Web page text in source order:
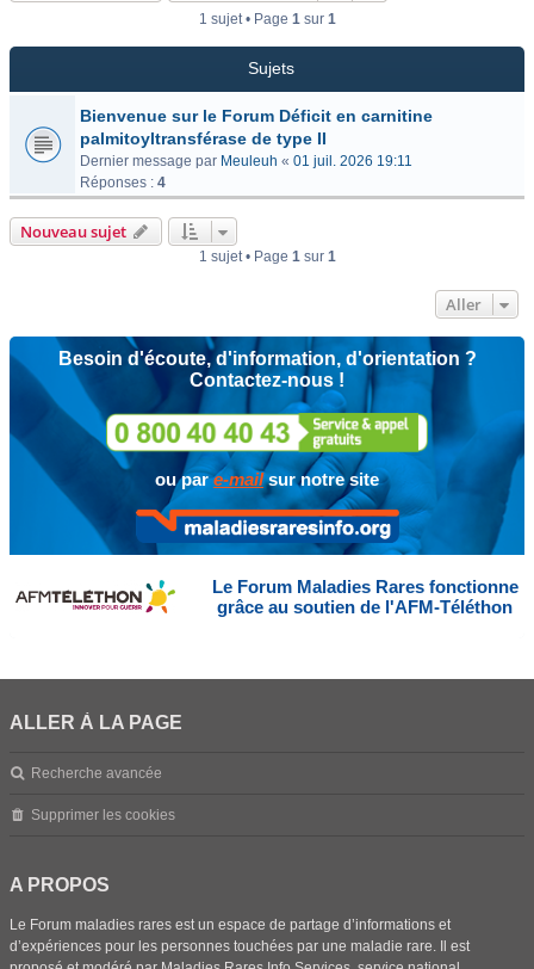
1 sujet • Page 1sur 1
Sujets
Bienvenue sur le Forum Déficit en carnitine
palmitoyltransférase de type II
Dernier message par Meuleuh « 01 juil. 2026 19:11
Réponses : 4
Nouveau sujet
1 sujet • Page 1sur 1
Aller
Besoin d'écoute, d'information, d'orientation ?
Contactez-nous !
ou pare-mailsur notre site
Le Forum Maladies Rares fonctionne
grâce au soutien de l'AFM-Téléthon
ALLER À LA PAGE
Recherche avancée
Supprimer les cookies
A PROPOS
Le Forum maladies rares est un espace de partage d’informations et
d’expériences pour les personnes touchées par une maladie rare. Il est